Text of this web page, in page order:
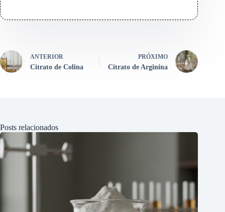
ANTERIOR
Citrato de Colina
PRÓXIMO
Citrato de Arginina
Posts relacionados